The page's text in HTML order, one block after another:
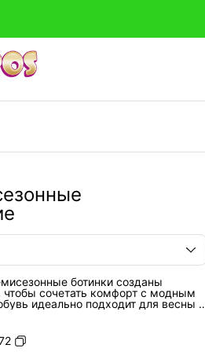
ботинки созданы
чтобы сочетать комфорт с модным
идеально подходит для весны и
от холода и влаги Высокие
байке поддерживают
правильному
Кожаные ботиночки помогут